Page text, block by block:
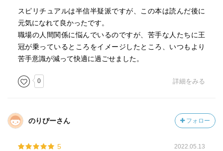
スピリチュアルは半信半疑派ですが、この本は読んだ後に
元気になれて良かったです。
職場の人間関係に悩んでいるのですが、苦手な人たちに王
冠が乗っているところをイメージしたところ、いつもより
苦手意識が減って快適に過ごせました。
0 詳細をみる
のりぴーさん フォロー
5 2022.05.13